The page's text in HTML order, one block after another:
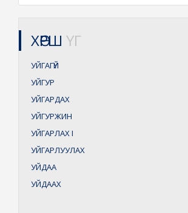
ХӨРШ ҮГ
УЙГАГҮЙ
УЙГУР
УЙГАРДАХ
УЙГУРЖИН
УЙГАРЛАХI
УЙГАРЛУУЛАХ
УЙДАА
УЙДААХ